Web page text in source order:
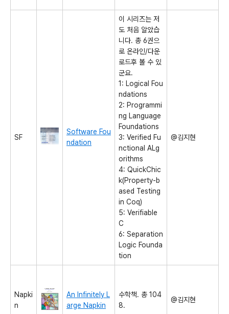
SF
Software Fou
ndation
이 시리즈는 저
도 처음 알았습
니다. 총 6권으
로 온라인/다운
로드후 볼 수 있
군요.
1: Logical Fou
ndations
2: Programmi
ng Language
Foundations
3: Verified Fu
nctional ALg
orithms
4: QuickChic
k(Property-b
ased Testing
in Coq)
5: Verifiable
C
6: Separation
Logic Founda
tion
@김지현
Napki
n
An Infinitely L
arge Napkin
수학책. 총 104
8.
@김지현